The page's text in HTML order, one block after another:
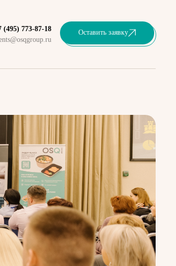
(495) 773-87-18
Оставить заявку